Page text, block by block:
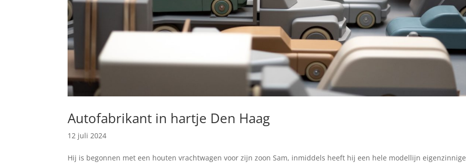
Autofabrikant in hartje Den Haag
12 juli 2024
Hij is begonnen met een houten vrachtwagen voor zijn zoon Sam, inmiddels heeft hij een hele modellijn eigenzinnige